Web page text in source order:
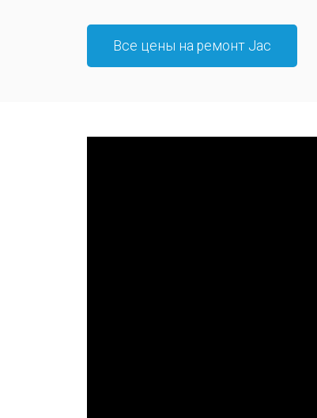
Все цены на ремонт Jac